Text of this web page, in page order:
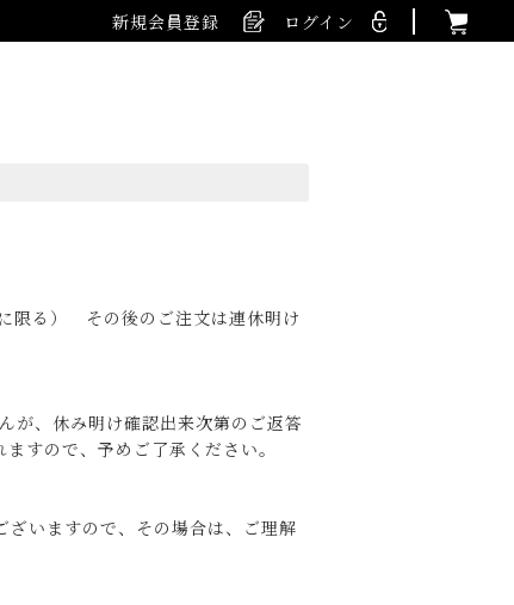
ログイン
新規会員登録
限る） その後のご注文は連休明け
が、休み明け確認出来次第のご返答
すので、予めご了承ください。
ざいますので、その場合は、ご理解